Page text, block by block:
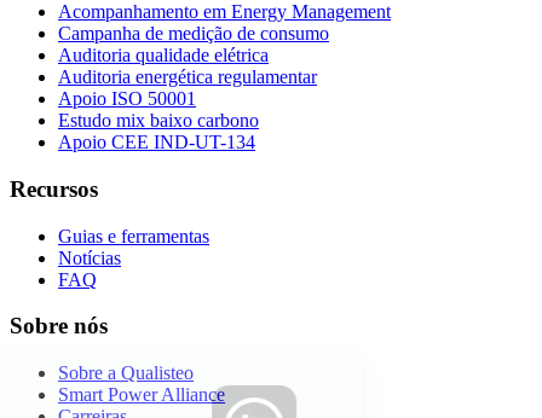
Acompanhamento em Energy Management
Campanha de medição de consumo
Auditoria qualidade elétrica
Auditoria energética regulamentar
Apoio ISO 50001
Estudo mix baixo carbono
Apoio CEE IND-UT-134
Recursos
Guias e ferramentas
Notícias
FAQ
Sobre nós
Sobre a Qualisteo
Smart Power Alliance